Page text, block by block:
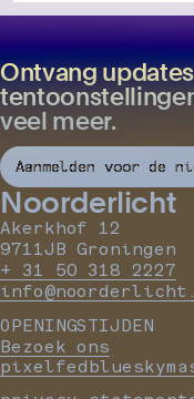
Ontvang
veel meer.
Aanmelden voor de
Noorderlicht
Akerkhof 12
9711JB Groningen
+ 31 50 318 2227
OPENINGSTIJDEN
Bezoek ons
pixelfedbluesky